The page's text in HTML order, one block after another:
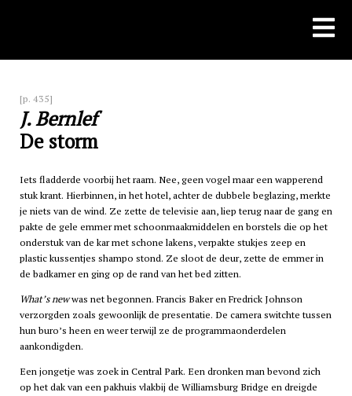
[p. 435]
J. Bernlef
De storm
Iets fladderde voorbij het raam. Nee, geen vogel maar een wapperend
stuk krant. Hierbinnen, in het hotel, achter de dubbele beglazing, merkte
je niets van de wind. Ze zette de televisie aan, liep terug naar de gang en
pakte de gele emmer met schoonmaakmiddelen en borstels die op het
onderstuk van de kar met schone lakens, verpakte stukjes zeep en
plastic kussentjes shampo stond. Ze sloot de deur, zette de emmer in
de badkamer en ging op de rand van het bed zitten.
What’s newwas net begonnen. Francis Baker en Fredrick Johnson
verzorgden zoals gewoonlijk de presentatie. De camera switchte tussen
hun buro’s heen en weer terwijl ze de programmaonderdelen
aankondigden.
Een jongetje was zoek in Central Park. Een dronken man bevond zich
op het dak van een pakhuis vlakbij de Williamsburg Bridge en dreigde